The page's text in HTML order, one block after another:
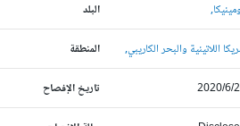
البلد
المنطقة اللاتينية والبحر الكاريبي,
تاريخ الإفصاح 2020/6/